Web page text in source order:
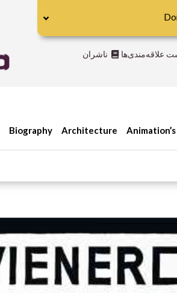
علاقه‌مندی‌ها ناشران
Architecture
Biography